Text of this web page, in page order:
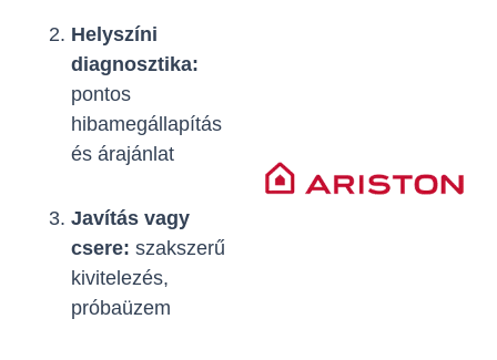
Helyszíni
diagnosztika:
pontos
hibamegállapítás
és árajánlat
Javítás vagy
csere: szakszerű
kivitelezés,
próbaüzem